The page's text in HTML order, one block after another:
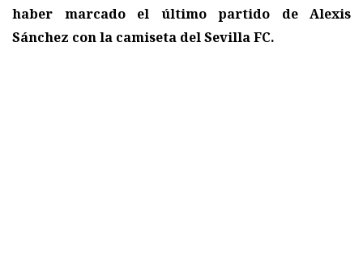
haber marcado el último partido de Alexis
Sánchez con la camiseta delSevilla FC.